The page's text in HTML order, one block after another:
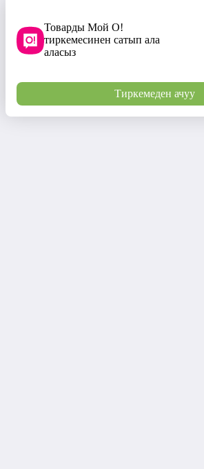
Товарды Мой О!
тиркемесинен сатып ала
аласыз
Тиркемеден ачуу